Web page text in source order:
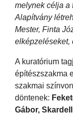
melynek célja a
Alapítvány
Mester, Finta
elképzeléseket,
A kuratórium
építészszakma
szakmai
döntenek:
Gábor,